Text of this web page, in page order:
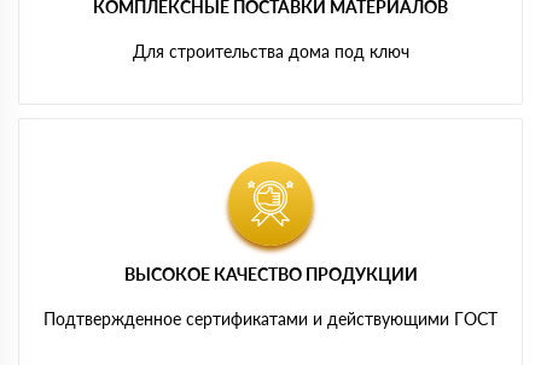
КОМПЛЕКСНЫЕ ПОСТАВКИ МАТЕРИАЛОВ
Для строительства дома под ключ
ВЫСОКОЕ КАЧЕСТВО ПРОДУКЦИИ
Подтвержденное сертификатами и действующими ГОСТ